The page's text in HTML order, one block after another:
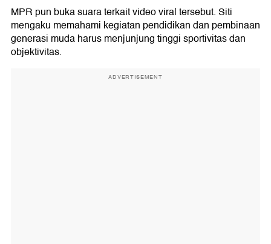
MPR pun buka suara terkait video viral tersebut. Siti
mengaku memahami kegiatan pendidikan dan pembinaan
generasi muda harus menjunjung tinggi sportivitas dan
objektivitas.
ADVERTISEMENT